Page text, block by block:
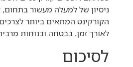
ניסיון של למעלה מעשור
הקורקינט המתאים ביותר
לאורך זמן, בבטחה ובנוחות
לסיכום